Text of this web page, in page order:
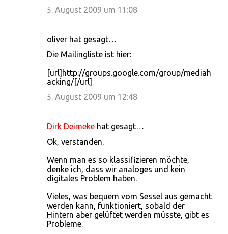
5. August 2009 um 11:08
oliver hat gesagt…
Die Mailingliste ist hier:
[url]http://groups.google.com/group/mediah
acking/[/url]
5. August 2009 um 12:48
Dirk Deimeke hat gesagt…
Ok, verstanden.
Wenn man es so klassifizieren möchte,
denke ich, dass wir analoges und kein
digitales Problem haben.
Vieles, was bequem vom Sessel aus gemacht
werden kann, funktioniert, sobald der
Hintern aber gelüftet werden müsste, gibt es
Probleme.